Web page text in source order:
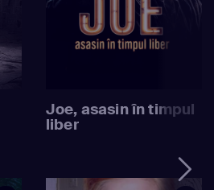
Joe, asasin în timpul
liber